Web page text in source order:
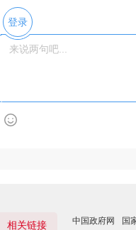
登录
相关链接 中国政府网 国